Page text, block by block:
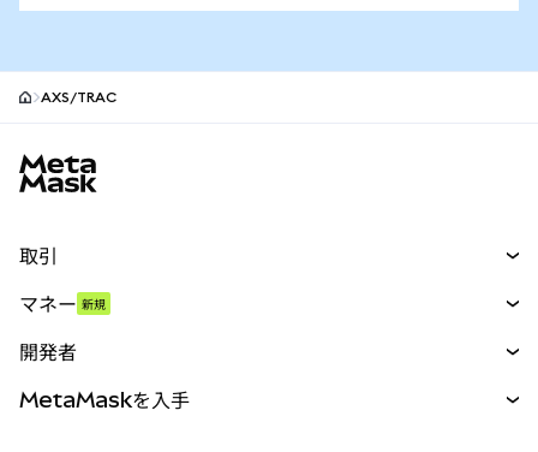
AXS/TRAC
取引
パーペチュアル
RWA
マネー 新規
開発者
MetaMaskを入手